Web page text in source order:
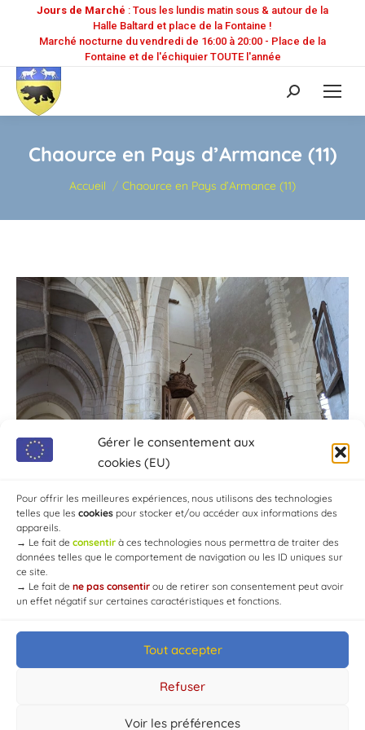
Gérer le consentement aux
cookies (EU)
Pour offrir les meilleures expériences, nous utilisons des technologies
telles que les cookies pour stocker et/ou accéder aux informations des
appareils.
→ Le fait de consentir à ces technologies nous permettra de traiter des
données telles que le comportement de navigation ou les ID uniques sur
ce site.
→ Le fait de ne pas consentir ou de retirer son consentement peut avoir
un effet négatif sur certaines caractéristiques et fonctions.
Tout accepter
Refuser
Voir les préférences
Jours de Marché : Tous les lundis matin sous & autour de la
Halle Baltard et place de la Fontaine !
Marché nocturne du vendredi de 16:00 à 20:00 - Place de la
Fontaine et de l'échiquier TOUTE l'année
Recherche
:
Chaource en Pays d’Armance (11)
Vous êtes ici :
Accueil Chaource en Pays d’Armance (11)
© Mairie de Chaource [2004-2024] | Tous droits réservés.
Developed byWEB3-DESIGN